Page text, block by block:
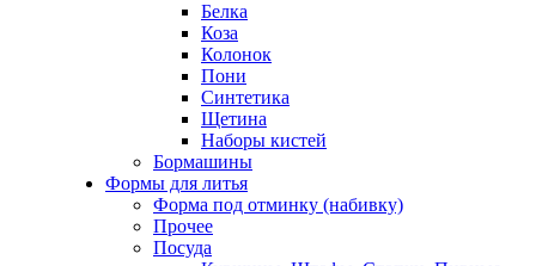
Белка
Коза
Колонок
Пони
Синтетика
Щетина
Наборы кистей
Бормашины
Формы для литья
Форма под отминку (набивку)
Прочее
Посуда